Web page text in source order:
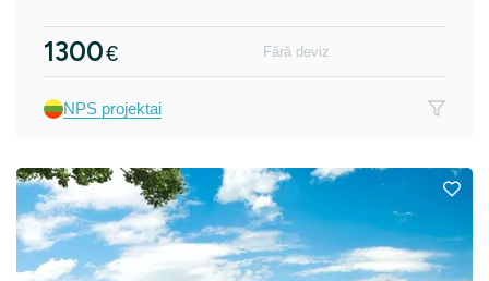
1300€ Fără deviz
NPS projektai